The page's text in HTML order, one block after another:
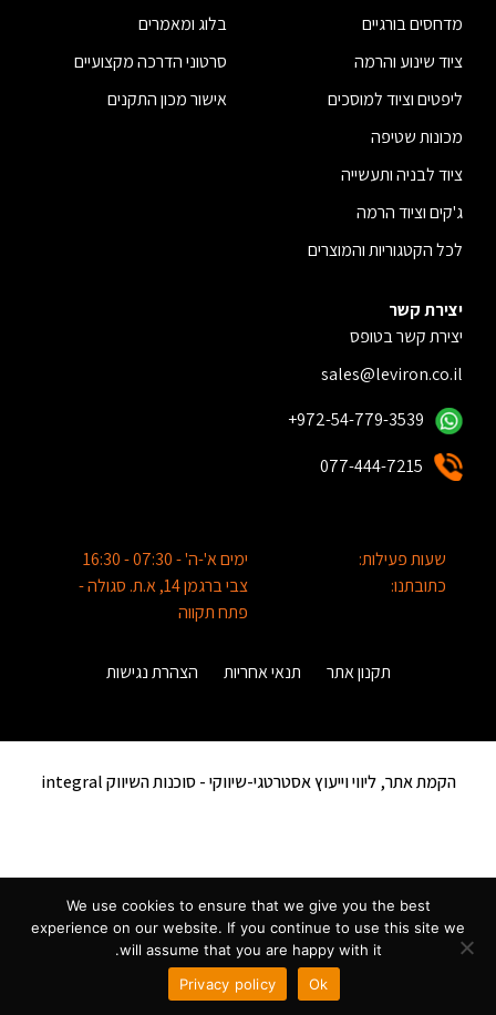
מדחסים בורגיים
ציוד שינוע והרמה
ליפטים וציוד למוסכים
מכונות שטיפה
ציוד לבניה ותעשייה
ג'קים וציוד הרמה
לכל הקטגוריות והמוצרים
בלוג ומאמרים
סרטוני הדרכה מקצועיים
אישור מכון התקנים
יצירת קשר
יצירת קשר בטופס
sales@leviron.co.il
+972-54-779-3539
077-444-7215
שעות פעילות:
ימים א'-ה' - 07:30 - 16:30
כתובתנו:
צבי ברגמן 14, א.ת. סגולה -
פתח תקווה
תקנון אתר תנאי אחריות הצהרת נגישות
הקמת אתר, ליווי וייעוץ אסטרטגי-שיווקי -סוכנות השיווק integral
שלחו ווטסאפ השאירו פרטים
We use cookies to ensure that we give you the best
experience on our website. If you continue to use this site we
will assume that you are happy with it.
Ok
Privacy policy